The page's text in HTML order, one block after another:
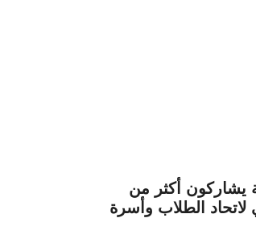
أكثر من
لاتحاد الطلاب وأسرة